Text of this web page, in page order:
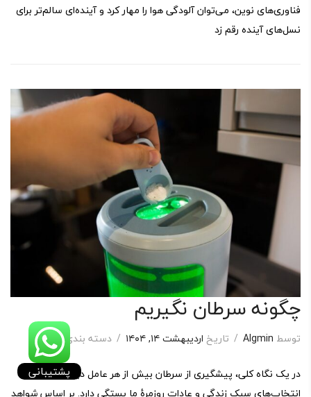
فناوری‌های نوین، می‌توان آلودگی هوا را مهار کرد و آینده‌ای سالم‌تر برای
نسل‌های آینده رقم زد
چگونه سرطان نگیریم
توسط Algmin
/ تاریخ اردیبهشت ۱۴, ۱۴۰۴ / دسته بندی:مجله
در یک نگاه کلی، پیشگیری از سرطان بیش از هر عامل دیگری به
انتخاب‌های سبک زندگی و عادات روزمرهٔ ما بستگی دارد. بر اساس شواهد
پشتیبانی